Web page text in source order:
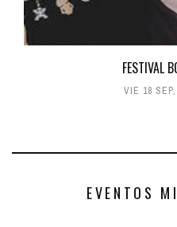
FESTIVAL
VIE 18 SEP,
EVENTOS